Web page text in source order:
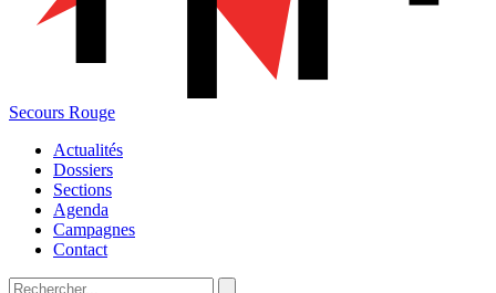
Secours Rouge
Actualités
Dossiers
Sections
Agenda
Campagnes
Contact